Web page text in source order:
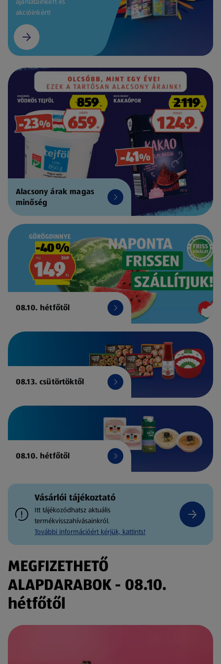
akcióinkért!
Alacsony árak magas
minőség
08.10. hétfőtől
08.13. csütörtöktől
08.10. hétfőtől
Vásárlói tájékoztató
Itt tájékozódhatsz aktuális
termékvisszahívásainkról.
További információért kérjük, kattints!
MEGFIZETHETŐ
ALAPDARABOK - 08.10.
hétfőtől